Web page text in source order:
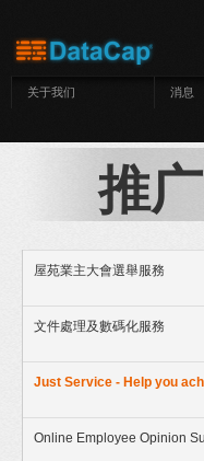
关于我们 消息
推广
屋苑業主大會選舉服務
文件處理及數碼化服務